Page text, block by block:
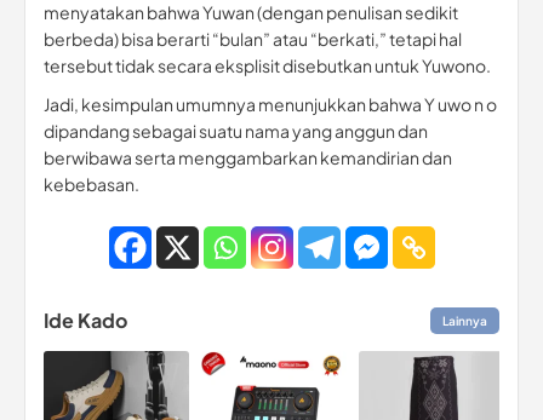
menyatakan bahwa Yuwan (dengan penulisan sedikit
berbeda) bisa berarti “bulan” atau “berkati,” tetapi hal
tersebut tidak secara eksplisit disebutkan untuk Yuwono.
Jadi, kesimpulan umumnya menunjukkan bahwa Y uwo n o
dipandang sebagai suatu nama yang anggun dan
berwibawa serta menggambarkan kemandirian dan
kebebasan.
Ide Kado Lainnya